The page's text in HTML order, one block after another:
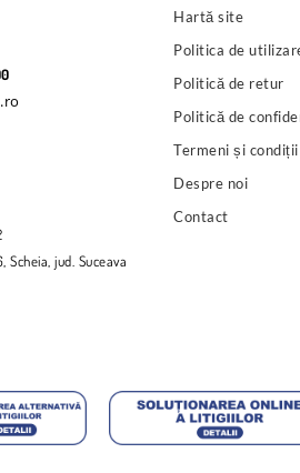
Scheia, jud. Suceava
Hartă site
Politica de
Politică de retur
Politică de
Termeni și condiții
Despre noi
Contact